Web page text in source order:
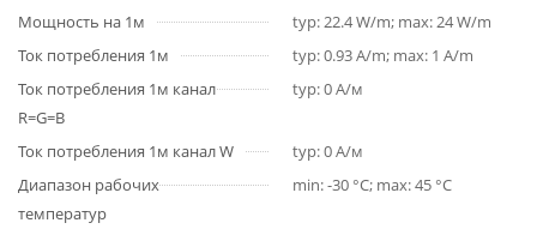
Мощность на 1м
typ: 22.4 W/m; max: 24 W/m
Ток потребления 1м
typ: 0.93 A/m; max: 1 A/m
Ток потребления 1м канал
R=G=B
typ: 0 А/м
Ток потребления 1м канал W
typ: 0 А/м
Диапазон рабочих
температур
min: -30 °C; max: 45 °C